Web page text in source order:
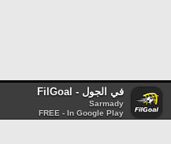
في الجول - FilGoal
Sarmady
FREE - In Google Play